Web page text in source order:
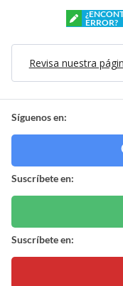
ERROR?
Revisa nuestra
Síguenos en:
Suscríbete en:
Suscríbete en: